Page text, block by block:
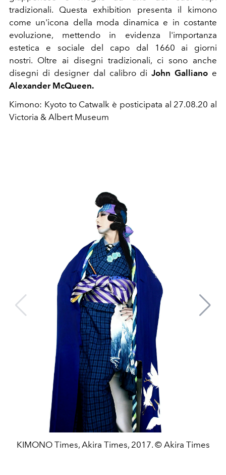
tradizionali. Questa exhibition presenta il kimono
come un'icona della moda dinamica e in costante
evoluzione, mettendo in evidenza l'importanza
estetica e sociale del capo dal 1660 ai giorni
nostri. Oltre ai disegni tradizionali, ci sono anche
disegni di designer dal calibro diJohn Galliano e
Alexander McQueen.
Kimono: Kyoto to Catwalk è posticipata al 27.08.20 al
Victoria & Albert Museum
KIMONO Times, Akira Times, 2017. © Akira Times